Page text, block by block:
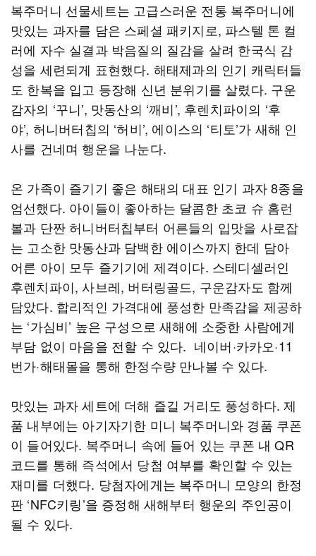
복주머니 선물세트는 고급스러운 전통 복주머니에
맛있는 과자를 담은 스페셜 패키지로, 파스텔 톤 컬
러에 자수 실결과 박음질의 질감을 살려 한국식 감
성을 세련되게 표현했다. 해태제과의 인기 캐릭터들
도 한복을 입고 등장해 신년 분위기를 살렸다. 구운
감자의 ‘꾸니’, 맛동산의 ‘깨비’, 후렌치파이의 ‘후
야’, 허니버터칩의 ‘허비’, 에이스의 ‘티토’가 새해 인
사를 건네며 행운을 나눈다.
온 가족이 즐기기 좋은 해태의 대표 인기 과자 8종을
엄선했다. 아이들이 좋아하는 달콤한 초코 슈 홈런
볼과 단짠 허니버터칩부터 어른들의 입맛을 사로잡
는 고소한 맛동산과 담백한 에이스까지 한데 담아
어른 아이 모두 즐기기에 제격이다. 스테디셀러인
후렌치파이, 사브레, 버터링골드, 구운감자도 함께
담았다. 합리적인 가격대에 풍성한 만족감을 제공하
는 ‘가심비’ 높은 구성으로 새해에 소중한 사람에게
부담 없이 마음을 전할 수 있다. 네이버·카카오·11
번가·해태몰을 통해 한정수량 만나볼 수 있다.
맛있는 과자 세트에 더해 즐길 거리도 풍성하다. 제
품 내부에는 아기자기한 미니 복주머니와 경품 쿠폰
이 들어있다. 복주머니 속에 들어 있는 쿠폰 내 QR
코드를 통해 즉석에서 당첨 여부를 확인할 수 있는
재미를 더했다. 당첨자에게는 복주머니 모양의 한정
판 ‘NFC키링’을 증정해 새해부터 행운의 주인공이
될 수 있다.